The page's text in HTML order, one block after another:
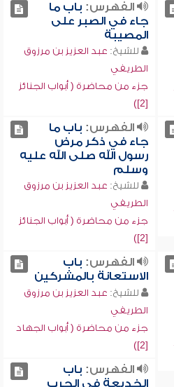
الفهرس: باب ما
جاء في الصبر على
المصيبة
للشيخ: عبد العزيز بن مرزوق
الطريفي
جزء من محاضرة ( أبواب الجنائز
[2])
الفهرس: باب ما
جاء في ذكر مرض
رسول الله صلى الله عليه
وسلم
للشيخ: عبد العزيز بن مرزوق
الطريفي
جزء من محاضرة ( أبواب الجنائز
[2])
الفهرس: باب
الاستعانة بالمشركين
للشيخ: عبد العزيز بن مرزوق
الطريفي
جزء من محاضرة ( أبواب الجهاد
[2])
الفهرس: باب
الخديعة في الحرب